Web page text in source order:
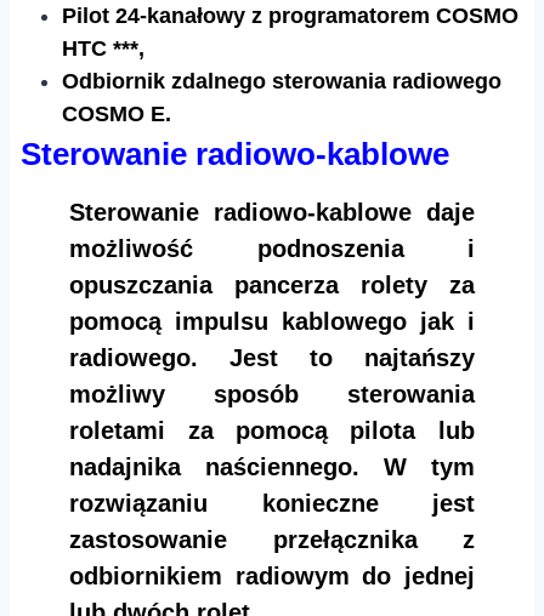
Pilot 24-kanałowy z programatorem COSMO
HTC ***,
Odbiornik zdalnego sterowania radiowego
COSMO E.​​
Sterowanie radiowo-kablowe
Sterowanie radiowo-kablowe daje
możliwość podnoszenia i
opuszczania pancerza rolety za
pomocą impulsu kablowego jak i
radiowego. Jest to najtańszy
możliwy sposób sterowania
roletami za pomocą pilota lub
nadajnika naściennego. W tym
rozwiązaniu konieczne jest
zastosowanie przełącznika z
odbiornikiem radiowym do jednej